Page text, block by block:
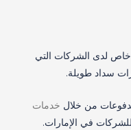
خاص لدى الشركات التي
سداد طويلة.
من خلال خدمات
في الإمارات.